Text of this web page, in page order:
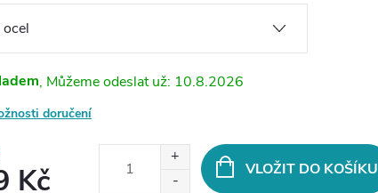
10.8.2026
doručení
Kč VLOŽIT DO KOŠÍKU